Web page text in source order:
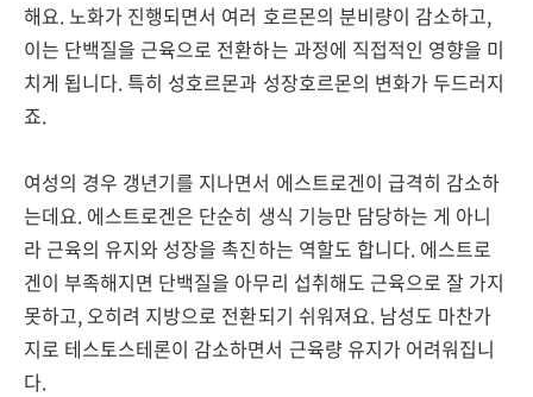
해요. 노화가 진행되면서 여러 호르몬의 분비량이 감소하고,
이는 단백질을 근육으로 전환하는 과정에 직접적인 영향을 미
치게 됩니다. 특히 성호르몬과 성장호르몬의 변화가 두드러지
죠.
여성의 경우 갱년기를 지나면서 에스트로겐이 급격히 감소하
는데요. 에스트로겐은 단순히 생식 기능만 담당하는 게 아니
라 근육의 유지와 성장을 촉진하는 역할도 합니다. 에스트로
겐이 부족해지면 단백질을 아무리 섭취해도 근육으로 잘 가지
못하고, 오히려 지방으로 전환되기 쉬워져요. 남성도 마찬가
지로 테스토스테론이 감소하면서 근육량 유지가 어려워집니
다.